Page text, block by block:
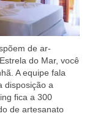
de ar-
do Mar, você
A equipe fala
disposição a
fica a 300
de artesanato